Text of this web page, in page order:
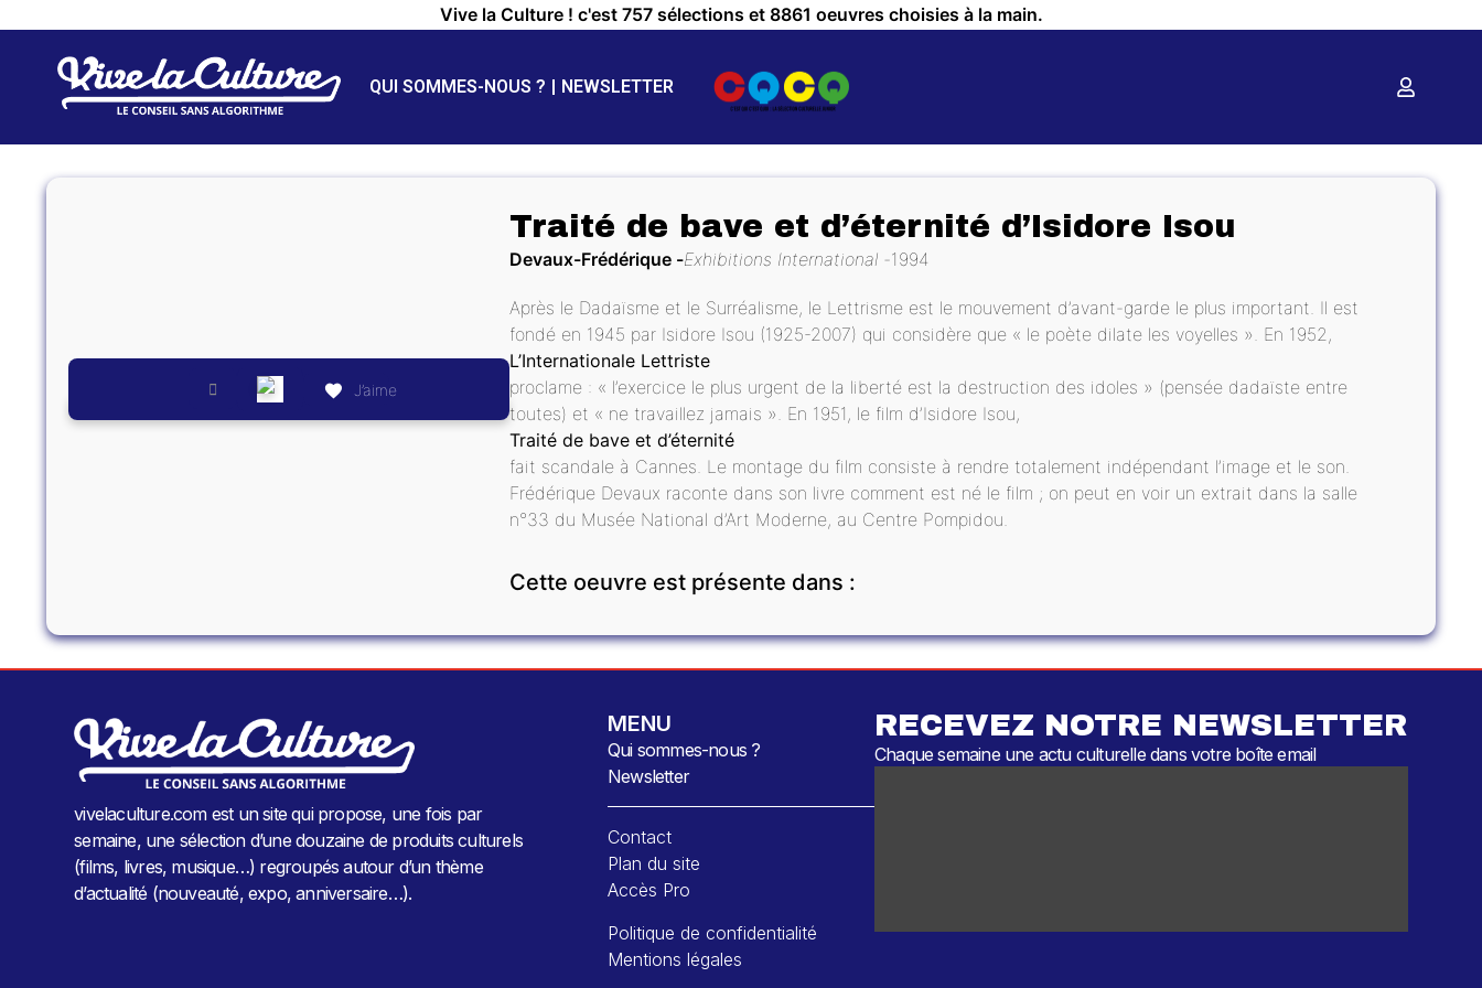
Vive la Culture ! c'est 757 sélections et 8861 oeuvres choisies à la main.
QUI SOMMES-NOUS ? NEWSLETTER
J’aime
Traité de bave et d’éternité d’Isidore Isou
Devaux-Frédérique Exhibitions International 1994
Après le Dadaïsme et le Surréalisme, le Lettrisme est le mouvement d’avant-garde le plus important. Il est
fondé en 1945 par Isidore Isou (1925-2007) qui considère que « le poète dilate les voyelles ». En 1952,
L’Internationale Lettriste
proclame : « l’exercice le plus urgent de la liberté est la destruction des idoles » (pensée dadaïste entre
toutes) et « ne travaillez jamais ». En 1951, le film d’Isidore Isou,
Traité de bave et d’éternité
fait scandale à Cannes. Le montage du film consiste à rendre totalement indépendant l’image et le son.
Frédérique Devaux raconte dans son livre comment est né le film ; on peut en voir un extrait dans la salle
n°33 du Musée National d’Art Moderne, au Centre Pompidou.
Cette oeuvre est présente dans :
vivelaculture.com est un site qui propose, une fois par
semaine, une sélection d’une douzaine de produits culturels
(films, livres, musique…) regroupés autour d’un thème
d’actualité (nouveauté, expo, anniversaire…).
MENU
Qui sommes-nous ?
Newsletter
Contact
Plan du site
Accès Pro
Politique de confidentialité
Mentions légales
RECEVEZ NOTRE NEWSLETTER
Chaque semaine une actu culturelle dans votre boîte email